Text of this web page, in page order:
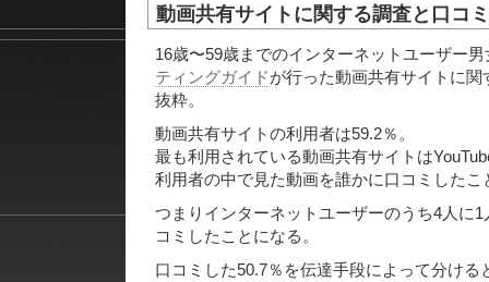
動画共有サイトに関する調査と口コ
16歳〜59歳までのインターネットユーザー
ティングガイドが行った動画共有サイトに
抜粋。
動画共有サイトの利用者は59.2％。
最も利用されている動画共有サイトは
利用者の中で見た動画を誰かに口コミしたこ
つまりインターネットユーザーのうち4人に
コミしたことになる。
口コミした50.7％を伝達手段によって分ける